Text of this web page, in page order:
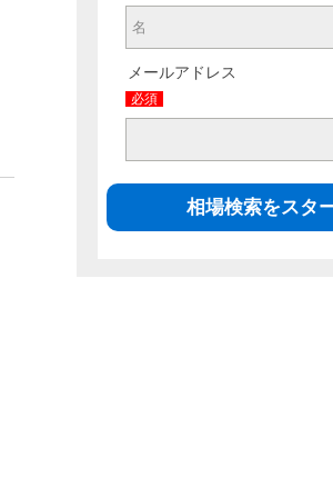
メールアドレス
必須